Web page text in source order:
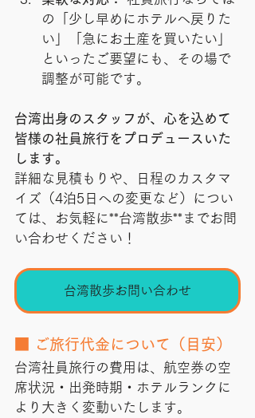
の「少し早めにホテルへ戻りた
い」「急にお土産を買いたい」
といったご要望にも、その場で
調整が可能です。
台湾出身のスタッフが、心を込めて
皆様の社員旅行をプロデュースいた
します。
詳細な見積もりや、日程のカスタマ
イズ（4泊5日への変更など）につい
ては、お気軽に**台湾散歩**までお問
い合わせください！
台湾散歩お問い合わせ
■ ご旅行代金について（目安）
台湾社員旅行の費用は、航空券の空
席状況・出発時期・ホテルランクに
より大きく変動いたします。